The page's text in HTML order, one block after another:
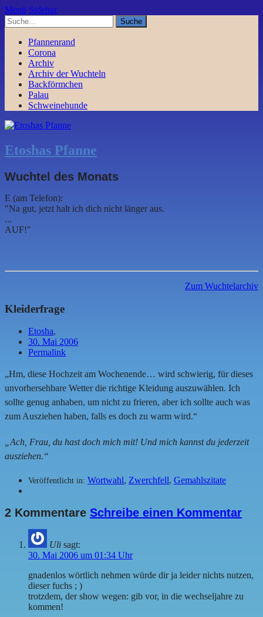
Menü Sidebar
Pfannenrand
Corona
Archiv
Archiv der Wuchteln
Backförmchen
Palau
Schweinehunde
Etoshas Pfanne
Wuchtel des Monats
E (am Telefon):
"Na gut, jetzt halt ich dich nicht länger aus.
...
AUF!"
Zum Wuchtelarchiv
Kleiderfrage
Etosha,
30. Mai 2006
Permalink
„Hm, diese Hochzeit am Wochenende… wird schwierig, für dieses
unvorhersehbare Wetter die richtige Kleidung auszuwählen. Ich
sollte genug anhaben, um nicht zu frieren, aber ich sollte auch was
zum Ausziehen haben, falls es doch zu warm wird.“
„Ach, Frau, du hast doch mich mit! Und mich kannst du jederzeit
ausziehen.“
Veröffentlicht in: Wortwahl, Zwerchfell, Gemahlszitate
2 Kommentare Schreibe einen Kommentar
Uli sagt:
30. Mai 2006 um 01:34 Uhr
gnadenlos wörtlich nehmen würde dir ja leider nichts nutzen,
dieser fuchs ; )
trotzdem, der show wegen: gib vor, in die wechseljahre zu
kommen!